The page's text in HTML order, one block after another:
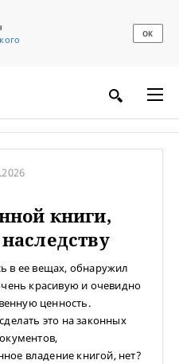
ОК
книги,
в ее вещах, обнаружил
красивую и очевидно
ценность.
это на законных
владение книгой, нет?